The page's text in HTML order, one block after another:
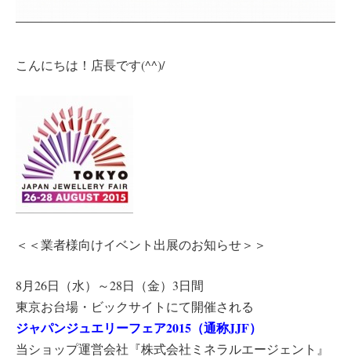
こんにちは！店長です(^^)/
＜＜業者様向けイベント出展のお知らせ＞＞
8月26日（水）～28日（金）3日間
東京お台場・ビックサイトにて開催される
ジャパンジュエリーフェア2015 （通称JJF）
当ショップ運営会社『株式会社ミネラルエージェント』